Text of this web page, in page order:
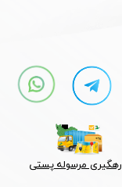
رهگیری مرسوله پستی​​​​​​​